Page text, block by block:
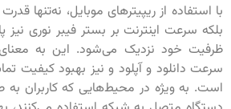
با استفاده از ریپیترهای موبایل، نه‌تنها
بلکه سرعت اینترنت بر بستر فیبر نوری نیز
ظرفیت خود نزدیک می‌شود. این به
سرعت دانلود و آپلود و نیز بهبود کیفیت
است. به ویژه در محیط‌هایی که کاربران